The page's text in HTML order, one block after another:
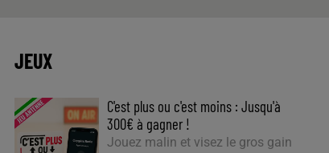
JEUX
C'est plus ou c'est moins : Jusqu'à
300€ à gagner !
Jouez malin et visez le gros gain